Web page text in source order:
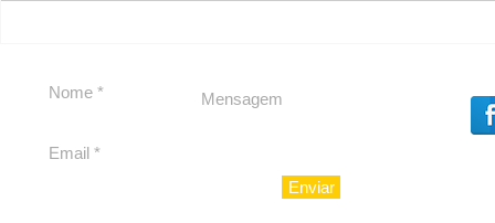
para São Paulo
Enviar